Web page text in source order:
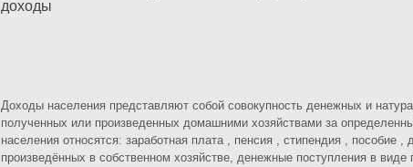
доходы
Доходы населения представляют собой совокупность денежных и
полученных или произведенных домашними хозяйствами за
населения относятся: заработная плата , пенсия , стипендия , пособие ,
произведённых в собственном хозяйстве, денежные поступления в виде